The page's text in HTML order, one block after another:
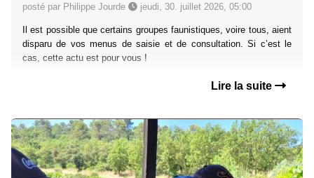
posté par Philippe Jourde jeudi, 30. juillet 2026, 05:00
Il est possible que certains groupes faunistiques, voire tous, aient
disparu de vos menus de saisie et de consultation. Si c’est le
cas, cette actu est pour vous !
Lire la suite